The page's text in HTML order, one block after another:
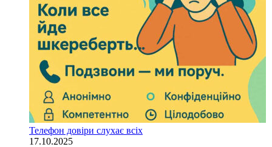
Телефон довіри слухає всіх
17.10.2025